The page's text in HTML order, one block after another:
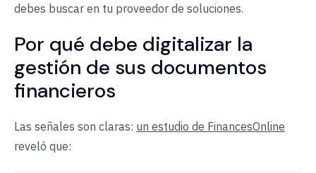
debes buscar en tu proveedor de soluciones.
Por qué debe digitalizar la
gestión de sus documentos
financieros
Las señales son claras: un estudio de FinancesOnline
reveló que: